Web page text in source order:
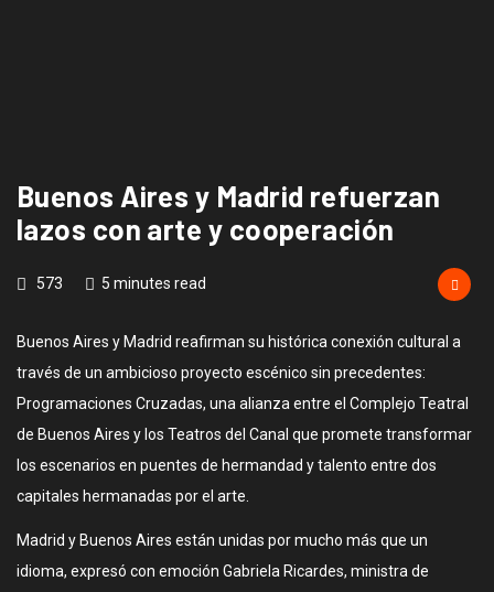
Buenos Aires y Madrid refuerzan
lazos con arte y cooperación
573 5 minutes read
Buenos Aires y Madrid reafirman su histórica conexión cultural a
través de un ambicioso proyecto escénico sin precedentes:
Programaciones Cruzadas, una alianza entre el Complejo Teatral
de Buenos Aires y los Teatros del Canal que promete transformar
los escenarios en puentes de hermandad y talento entre dos
capitales hermanadas por el arte.
Madrid y Buenos Aires están unidas por mucho más que un
idioma, expresó con emoción Gabriela Ricardes, ministra de